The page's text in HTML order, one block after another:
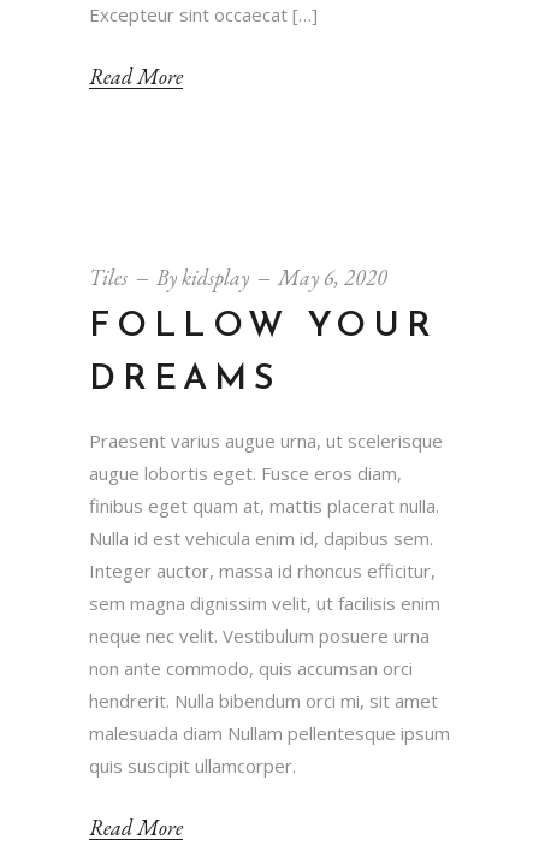
Excepteur sint occaecat […]
Read More
Tiles Bykidsplay May 6, 2020
FOLLOW YOUR
DREAMS
Praesent varius augue urna, ut scelerisque
augue lobortis eget. Fusce eros diam,
finibus eget quam at, mattis placerat nulla.
Nulla id est vehicula enim id, dapibus sem.
Integer auctor, massa id rhoncus efficitur,
sem magna dignissim velit, ut facilisis enim
neque nec velit. Vestibulum posuere urna
non ante commodo, quis accumsan orci
hendrerit. Nulla bibendum orci mi, sit amet
malesuada diam Nullam pellentesque ipsum
quis suscipit ullamcorper.
Read More